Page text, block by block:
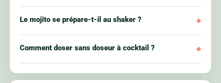
Le mojito se prépare-t-il au shaker ?
Comment doser sans doseur à cocktail ?